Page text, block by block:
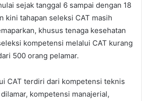
sejak tanggal 6 sampai dengan 18
kini tahapan seleksi CAT masih
khusus tenaga kesehatan
kompetensi melalui CAT kurang
500 orang pelamar.
CAT terdiri dari kompetensi teknis
kompetensi manajerial,